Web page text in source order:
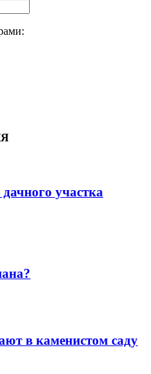
участка
в каменистом саду